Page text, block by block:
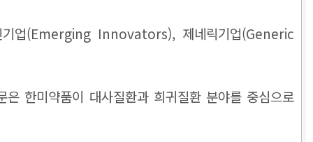
기업(Emerging Innovators), 제네릭기업(Generic
한미약품이 대사질환과 희귀질환 분야를 중심으로